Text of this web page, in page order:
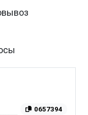
0657394